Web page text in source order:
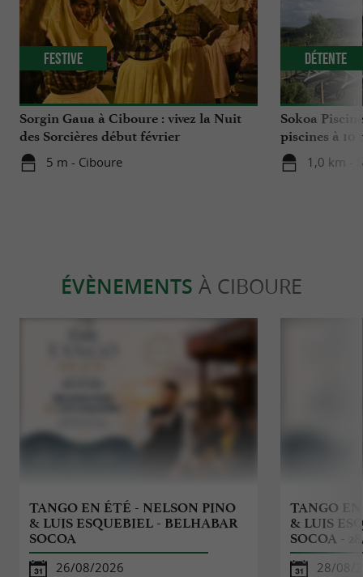
Sorgin Gaua à Ciboure : vivez la Nuit
des Sorcières début février
5 m - Ciboure
Festive
Sokoa
piscines à 10
Luz
1,0 km -
Détente
ÉVÈNEMENTS À CIBOURE
TANGO EN ÉTÉ - NELSON PINO
& LUIS ESQUEBIEL - BELHABAR
SOCOA
26/08/2026
TANGO
& LUIS
SOCOA -
28/08/